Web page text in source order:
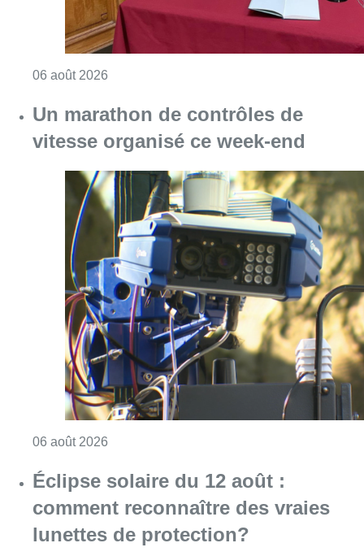
06 août 2026
Un marathon de contrôles de
vitesse organisé ce week-end
06 août 2026
Éclipse solaire du 12 août :
comment reconnaître des vraies
lunettes de protection?